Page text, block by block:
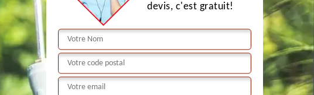
devis, c'est gratuit!